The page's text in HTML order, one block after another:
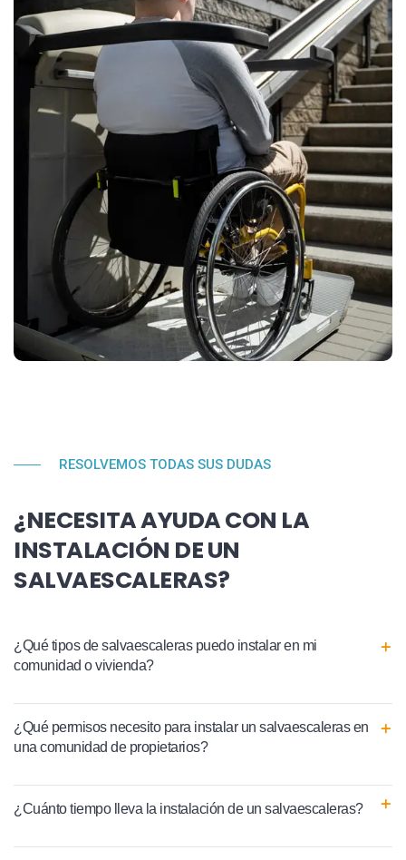
RESOLVEMOS TODAS SUS DUDAS
¿NECESITA AYUDA CON LA
INSTALACIÓN DE UN
SALVAESCALERAS?
¿Qué tipos de salvaescaleras puedo instalar en mi
comunidad o vivienda?
¿Qué permisos necesito para instalar un salvaescaleras en
una comunidad de propietarios?
¿Cuánto tiempo lleva la instalación de un salvaescaleras?